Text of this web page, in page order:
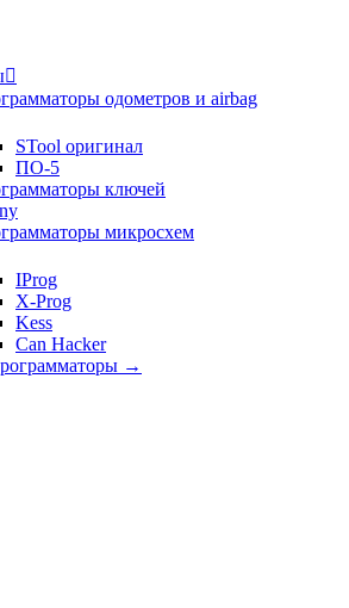

одометров и airbag
STool оригинал
ПО-5
ключей
микросхем
IProg
X-Prog
Kess
Can Hacker
→